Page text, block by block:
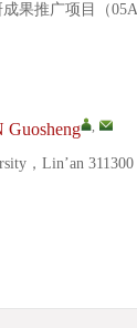
果推广项目（
Guosheng ,
，Lin’an 311300